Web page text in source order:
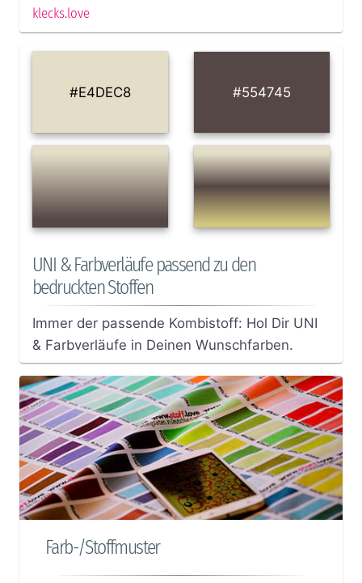
klecks.love
#E4DEC8 #554745
UNI & Farbverläufe passend zu den
bedruckten Stoffen
Immer der passende Kombistoff: Hol Dir UNI
& Farbverläufe in Deinen Wunschfarben.
Farb-/Stoffmuster